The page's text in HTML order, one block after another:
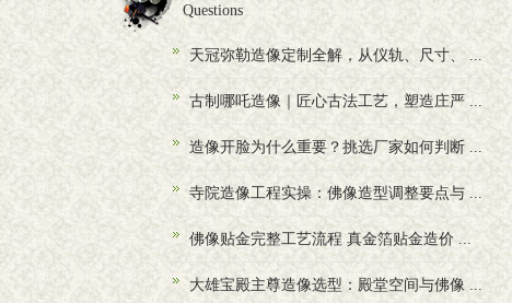
Questions
天冠弥勒造像定制全解，从仪轨、尺寸、 ...
古制哪吒造像｜匠心古法工艺，塑造庄严 ...
造像开脸为什么重要？挑选厂家如何判断 ...
寺院造像工程实操：佛像造型调整要点与 ...
佛像贴金完整工艺流程 真金箔贴金造价 ...
大雄宝殿主尊造像选型：殿堂空间与佛像 ...